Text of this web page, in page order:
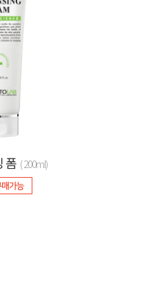
폼 ( 200ml)